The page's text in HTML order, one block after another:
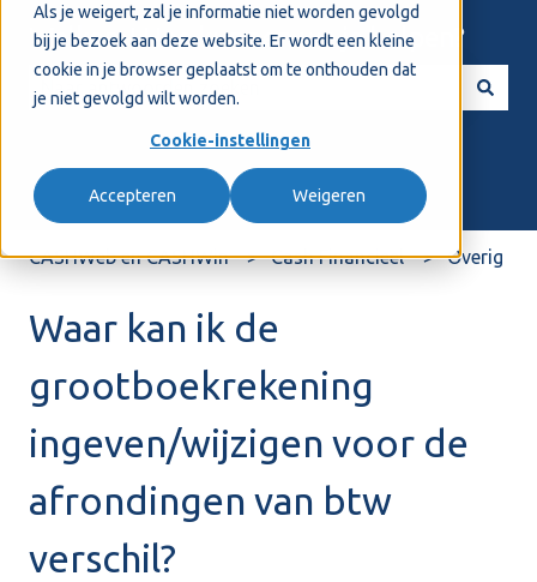
Als je weigert, zal je informatie niet worden gevolgd
bij je bezoek aan deze website. Er wordt een kleine
cookie in je browser geplaatst om te onthouden dat
je niet gevolgd wilt worden.
Cookie-instellingen
Accepteren Weigeren
Welkom! Hoe kunnen we je helpen?
CASHWeb en CASHWin Cash Financieel Overig
Waar kan ik de
grootboekrekening
ingeven/wijzigen voor de
afrondingen van btw
verschil?